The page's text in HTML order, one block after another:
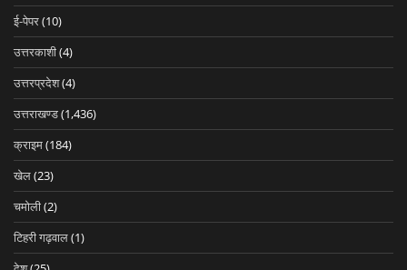
ई-पेपर(10)
उत्तरकाशी(4)
उत्तरप्रदेश(4)
उत्तराखण्ड(1,436)
क्राइम(184)
खेल(23)
चमोली(2)
टिहरी गढ़वाल(1)